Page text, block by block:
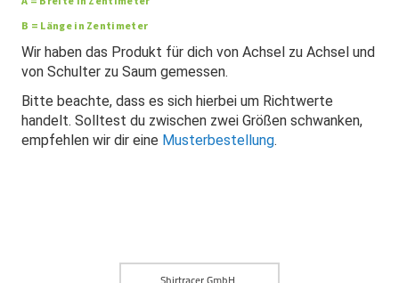
B = Länge in Zentimeter
Wir haben das Produkt für dich von Achsel zu Achsel und
von Schulter zu Saum gemessen.
Bitte beachte, dass es sich hierbei um Richtwerte
handelt. Solltest du zwischen zwei Größen schwanken,
empfehlen wir dir eine Musterbestellung.